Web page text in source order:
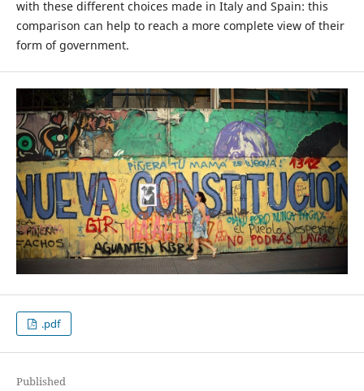
with these different choices made in Italy and Spain: this
comparison can help to reach a more complete view of their
form of government.
.pdf
Published